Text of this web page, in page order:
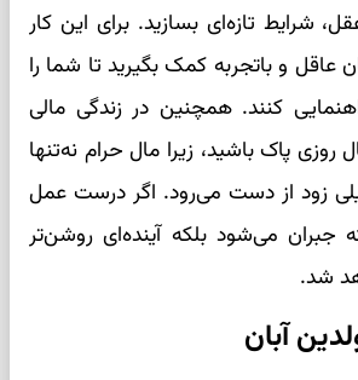
شرایط تازه‌ای بسازید. برای این کار
عاقل و باتجربه کمک بگیرید تا شما را
کنند. همچنین در زندگی مالی
روزی پاک باشید، زیرا مال حرام نه‌تنها
زود از دست می‌رود. اگر درست عمل
جبران می‌شود بلکه آینده‌ای روشن‌تر
شد.
آبان